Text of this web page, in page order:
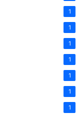
1
1
1
1
1
1
1